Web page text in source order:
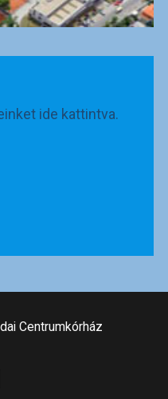
ide kattintva.
Centrumkórház